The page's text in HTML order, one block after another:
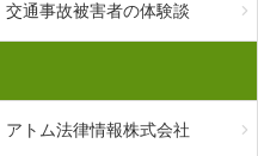
交通事故被害者の体験談
アトム法律情報株式会社